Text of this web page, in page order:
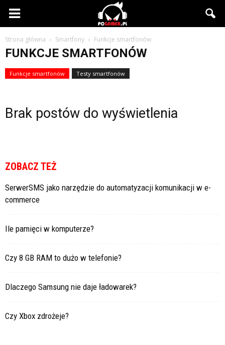
PCgamer.pl
Strona główna Smartfony Funkcje smartfonów
FUNKCJE SMARTFONÓW
Funkcje smartfonów Testy smartfonów
Brak postów do wyświetlenia
ZOBACZ TEŻ
SerwerSMS jako narzędzie do automatyzacji komunikacji w e-
commerce
Ile pamięci w komputerze?
Czy 8 GB RAM to dużo w telefonie?
Dlaczego Samsung nie daje ładowarek?
Czy Xbox zdrożeje?